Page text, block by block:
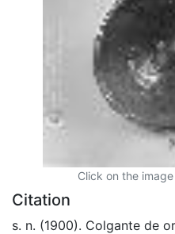
Click on the
Citation
s. n. (1900). Colgante de